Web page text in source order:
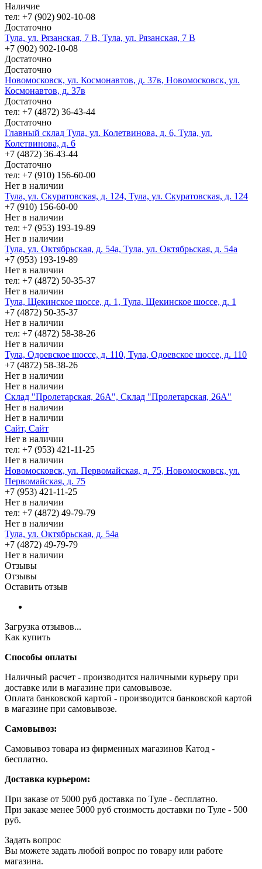
Наличие
тел: +7 (902) 902-10-08
Достаточно
Тула, ул. Рязанская, 7 В, Тула, ул. Рязанская, 7 В
+7 (902) 902-10-08
Достаточно
Достаточно
Новомосковск, ул. Космонавтов, д. 37в, Новомосковск, ул.
Космонавтов, д. 37в
Достаточно
тел: +7 (4872) 36-43-44
Достаточно
Главный склад Тула, ул. Колетвинова, д. 6, Тула, ул.
Колетвинова, д. 6
+7 (4872) 36-43-44
Достаточно
тел: +7 (910) 156-60-00
Нет в наличии
Тула, ул. Скуратовская, д. 124, Тула, ул. Скуратовская, д. 124
+7 (910) 156-60-00
Нет в наличии
тел: +7 (953) 193-19-89
Нет в наличии
Тула, ул. Октябрьская, д. 54а, Тула, ул. Октябрьская, д. 54а
+7 (953) 193-19-89
Нет в наличии
тел: +7 (4872) 50-35-37
Нет в наличии
Тула, Щекинское шоссе, д. 1, Тула, Щекинское шоссе, д. 1
+7 (4872) 50-35-37
Нет в наличии
тел: +7 (4872) 58-38-26
Нет в наличии
Тула, Одоевское шоссе, д. 110, Тула, Одоевское шоссе, д. 110
+7 (4872) 58-38-26
Нет в наличии
Нет в наличии
Склад "Пролетарская, 26А", Склад "Пролетарская, 26А"
Нет в наличии
Нет в наличии
Сайт, Сайт
Нет в наличии
тел: +7 (953) 421-11-25
Нет в наличии
Новомосковск, ул. Первомайская, д. 75, Новомосковск, ул.
Первомайская, д. 75
+7 (953) 421-11-25
Нет в наличии
тел: +7 (4872) 49-79-79
Нет в наличии
Тула, ул. Октябрьская, д. 54а
+7 (4872) 49-79-79
Нет в наличии
Отзывы
Отзывы
Оставить отзыв
Загрузка отзывов...
Как купить
Способы оплаты
Наличный расчет - производится наличными курьеру при
доставке или в магазине при самовывозе.
Оплата банковской картой - производится банковской картой
в магазине при самовывозе.
Самовывоз:
Самовывоз товара из фирменных магазинов Катод -
бесплатно.
Доставка курьером:
При заказе от 5000 руб доставка по Туле - бесплатно.
При заказе менее 5000 руб стоимость доставки по Туле - 500
руб.
Задать вопрос
Вы можете задать любой вопрос по товару или работе
магазина.